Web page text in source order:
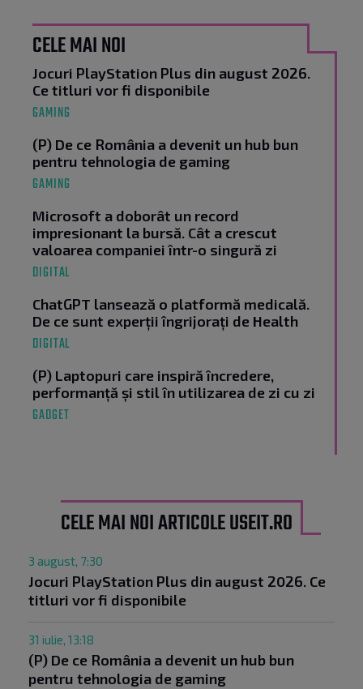
CELE MAI NOI
Jocuri PlayStation Plus din august 2026.
Ce titluri vor fi disponibile
GAMING
(P) De ce România a devenit un hub bun
pentru tehnologia de gaming
GAMING
Microsoft a doborât un record
impresionant la bursă. Cât a crescut
valoarea companiei într-o singură zi
DIGITAL
ChatGPT lansează o platformă medicală.
De ce sunt experții îngrijorați de Health
DIGITAL
(P) Laptopuri care inspiră încredere,
performanță și stil în utilizarea de zi cu zi
GADGET
CELE MAI NOI ARTICOLE USEIT.RO
3 august, 7:30
Jocuri PlayStation Plus din august 2026. Ce
titluri vor fi disponibile
31 iulie, 13:18
(P) De ce România a devenit un hub bun
pentru tehnologia de gaming